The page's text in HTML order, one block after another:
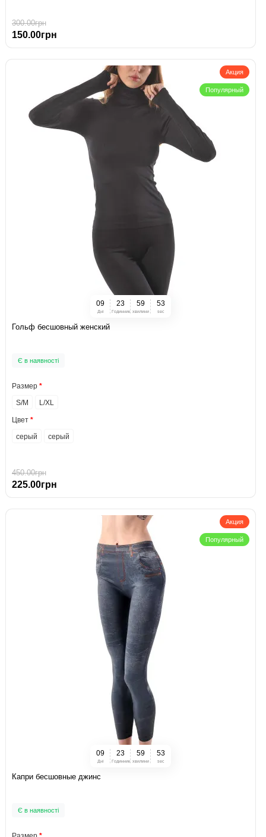
300.00грн
150.00грн
Акция
Популярный
09
Дні
23
Годинник
59
хвилини
52
sec
Гольф бесшовный женский
Є в наявності
Размер
S/M
L/XL
Цвет
серый
серый
450.00грн
225.00грн
Акция
Популярный
09
Дні
23
Годинник
59
хвилини
52
sec
Капри бесшовные джинс
Є в наявності